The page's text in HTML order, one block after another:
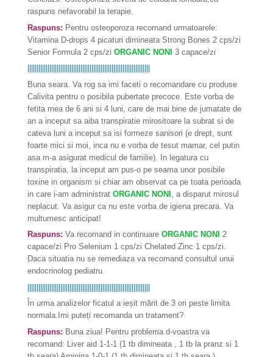
raspuns nefavorabil la terapie.
Raspuns: Pentru osteoporoza recomand urmatoarele:
Vitamina D-drops 4 picaturi dimineata Strong Bones 2 cps/zi
Senior Formula 2 cps/zi ORGANIC NONI 3 capace/zi
Buna seara. Va rog sa imi faceti o recomandare cu produse
Calivita pentru o posibila pubertate precoce. Este vorba de
fetita mea de 6 ani si 4 luni, care de mai bine de jumatate de
an a inceput sa aiba transpiratie mirositoare la subrat si de
cateva luni a inceput sa isi formeze sanisori (e drept, sunt
foarte mici si moi, inca nu e vorba de tesut mamar, cel putin
asa m-a asigurat medicul de familie). In legatura cu
transpiratia, la inceput am pus-o pe seama unor posibile
toxine in organism si chiar am observat ca pe toata perioada
in care i-am administrat ORGANIC NONI , a disparut mirosul
neplacut. Va asigur ca nu este vorba de igiena precara. Va
multumesc anticipat!
Raspuns: Va recomand in continuare ORGANIC NONI
2
capace/zi Pro Selenium 1 cps/zi Chelated Zinc 1 cps/zi.
Daca situatia nu se remediaza va recomand consultul unui
endocrinolog pediatru.
|||||||||||||||||||||||||||||||||||||||||||||||||||||||||||||||||||
În urma analizelor ficatul a ieșit mărit de 3 ori peste limita
normala.Imi puteți recomanda un tratament?
Raspuns: Buna ziua! Pentru problema d-voastra va
recomand: Liver aid 1-1-1 (1 tb dimineata , 1 tb la pranz si 1